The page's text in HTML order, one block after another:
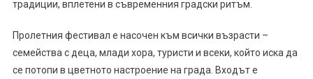
традиции, вплетени в съвременния градски ритъм.
Пролетния фестивал е насочен към всички възрасти –
семейства с деца, млади хора, туристи и всеки, който иска да
се потопи в цветното настроение на града. Входът е